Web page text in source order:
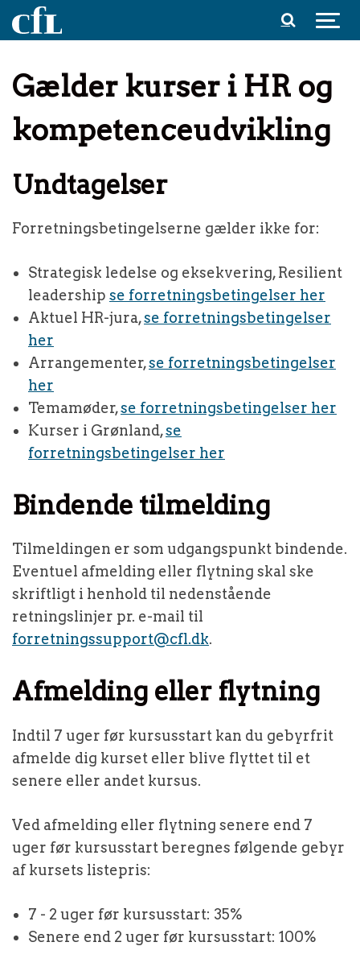
Spring til indhold
Gælder kurser i HR og
kompetenceudvikling
Undtagelser
Forretningsbetingelserne gælder ikke for:
Strategisk ledelse og eksekvering, Resilient
leadership se forretningsbetingelser her
Aktuel HR-jura,se forretningsbetingelser
her
Arrangementer,se forretningsbetingelser
her
Temamøder,se forretningsbetingelser her
Kurser i Grønland,se
forretningsbetingelser her
Bindende tilmelding
Tilmeldingen er som udgangspunkt bindende.
Eventuel afmelding eller flytning skal ske
skriftligt i henhold til nedenstående
retningslinjer pr. e-mail til
forretningssupport@cfl.dk.
Afmelding eller flytning
Indtil 7 uger før kursusstart kan du gebyrfrit
afmelde dig kurset eller blive flyttet til et
senere eller andet kursus.
Ved afmelding eller flytning senere end 7
uger før kursusstart beregnes følgende gebyr
af kursets listepris:
7 - 2 uger før kursusstart: 35%
Senere end 2 uger før kursusstart: 100%